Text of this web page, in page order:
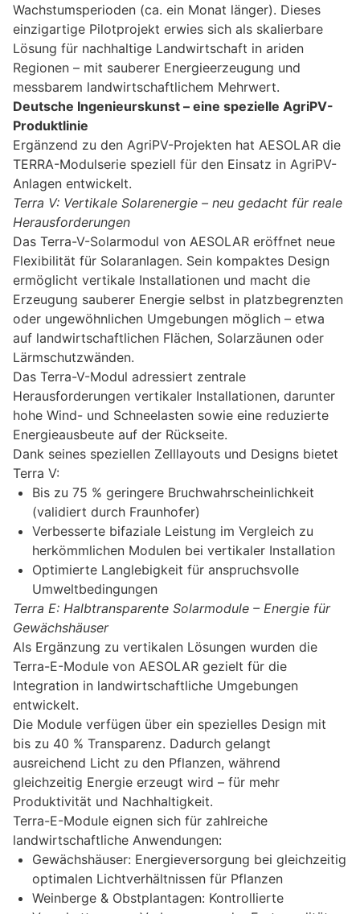
Wachstumsperioden (ca. ein Monat länger). Dieses
einzigartige Pilotprojekt erwies sich als skalierbare
Lösung für nachhaltige Landwirtschaft in ariden
Regionen – mit sauberer Energieerzeugung und
messbarem landwirtschaftlichem Mehrwert.
Deutsche Ingenieurskunst – eine spezielle AgriPV-
Produktlinie
Ergänzend zu den AgriPV-Projekten hat AESOLAR die
TERRA-Modulserie speziell für den Einsatz in AgriPV-
Anlagen entwickelt.
Terra V: Vertikale Solarenergie – neu gedacht für reale
Herausforderungen
Das Terra-V-Solarmodul von AESOLAR eröffnet neue
Flexibilität für Solaranlagen. Sein kompaktes Design
ermöglicht vertikale Installationen und macht die
Erzeugung sauberer Energie selbst in platzbegrenzten
oder ungewöhnlichen Umgebungen möglich – etwa
auf landwirtschaftlichen Flächen, Solarzäunen oder
Lärmschutzwänden.
Das Terra-V-Modul adressiert zentrale
Herausforderungen vertikaler Installationen, darunter
hohe Wind- und Schneelasten sowie eine reduzierte
Energieausbeute auf der Rückseite.
Dank seines speziellen Zelllayouts und Designs bietet
Terra V:
Bis zu 75 % geringere Bruchwahrscheinlichkeit
(validiert durch Fraunhofer)
Verbesserte bifaziale Leistung im Vergleich zu
herkömmlichen Modulen bei vertikaler Installation
Optimierte Langlebigkeit für anspruchsvolle
Umweltbedingungen
Terra E: Halbtransparente Solarmodule – Energie für
Gewächshäuser
Als Ergänzung zu vertikalen Lösungen wurden die
Terra-E-Module von AESOLAR gezielt für die
Integration in landwirtschaftliche Umgebungen
entwickelt.
Die Module verfügen über ein spezielles Design mit
bis zu 40 % Transparenz. Dadurch gelangt
ausreichend Licht zu den Pflanzen, während
gleichzeitig Energie erzeugt wird – für mehr
Produktivität und Nachhaltigkeit.
Terra-E-Module eignen sich für zahlreiche
landwirtschaftliche Anwendungen:
Gewächshäuser: Energieversorgung bei gleichzeitig
optimalen Lichtverhältnissen für Pflanzen
Weinberge & Obstplantagen: Kontrollierte